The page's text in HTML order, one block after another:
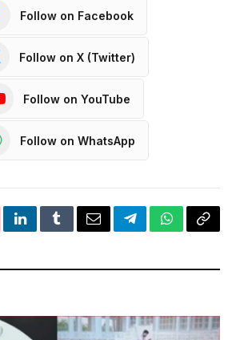
Follow on Facebook
Follow on X (Twitter)
Follow on YouTube
Follow on WhatsApp
LinkedInTumblrEmailTelegramWhatsApp
Copy